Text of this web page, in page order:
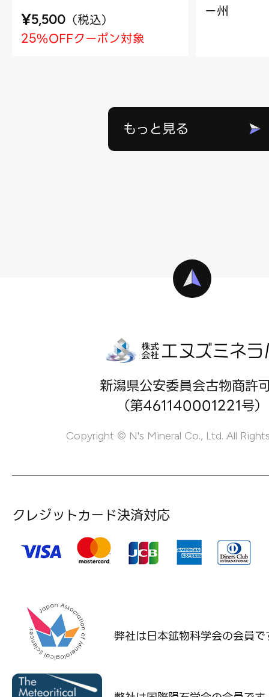
¥5,500 （税込）
25%OFFクーポン対象
ー州
もっと見る
新潟県公安委員会古物商許
（第461140001221号）
Copyright © N's Mineral Co., Ltd. All
クレジットカード決済対応
弊社は日本鉱物科学会の会員で